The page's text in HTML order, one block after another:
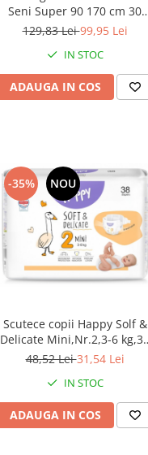
Seni Super 90 170 cm 30
Bucati
129,83 Lei99,95 Lei
IN STOC
ADAUGA IN COS
-35% NOU
Scutece copii Happy Solf &
Delicate Mini,Nr.2,3-6 kg,38
buc
48,52 Lei31,54 Lei
IN STOC
ADAUGA IN COS